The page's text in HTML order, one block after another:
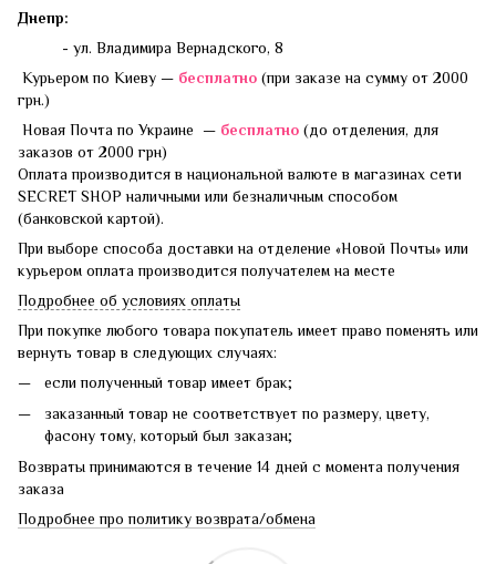
Днепр:
- ул. Владимира Вернадского, 8
Курьером по Киеву — бесплатно (при заказе на сумму от 2000
грн.)
Новая Почта по Украине — бесплатно (до отделения, для
заказов от 2000 грн)
Оплата производится в национальной валюте в магазинах сети
SECRET SHOP наличными или безналичным способом
(банковской картой).
При выборе способа доставки на отделение «Новой Почты» или
курьером оплата производится получателем на месте
Подробнее об условиях оплаты
При покупке любого товара покупатель имеет право поменять или
вернуть товар в следующих случаях:
если полученный товар имеет брак;
заказанный товар не соответствует по размеру, цвету,
фасону тому, который был заказан;
Возвраты принимаются в течение 14 дней с момента получения
заказа
Подробнее про политику возврата/обмена